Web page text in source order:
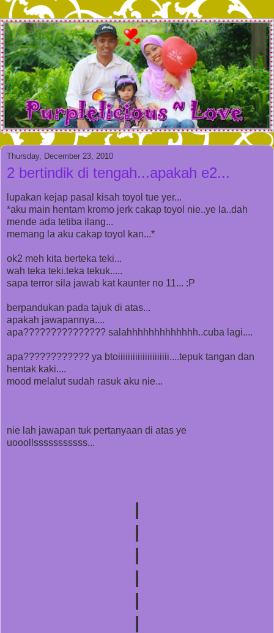
Thursday, December 23, 2010
2 bertindik di tengah...apakah e2...
lupakan kejap pasal kisah toyol tue yer...
*aku main hentam kromo jerk cakap toyol nie..ye la..dah
mende ada tetiba ilang...
memang la aku cakap toyol kan...*
ok2 meh kita berteka teki...
wah teka teki.teka tekuk.....
sapa terror sila jawab kat kaunter no 11... :P
berpandukan pada tajuk di atas...
apakah jawapannya....
apa??????????????? salahhhhhhhhhhhhh..cuba lagi....
apa???????????? ya btoiiiiiiiiiiiiiiiiiiiii....tepuk tangan dan
hentak kaki....
mood melalut sudah rasuk aku nie...
nie lah jawapan tuk pertanyaan di atas ye
uooollsssssssssss...
|
|
|
|
|
|